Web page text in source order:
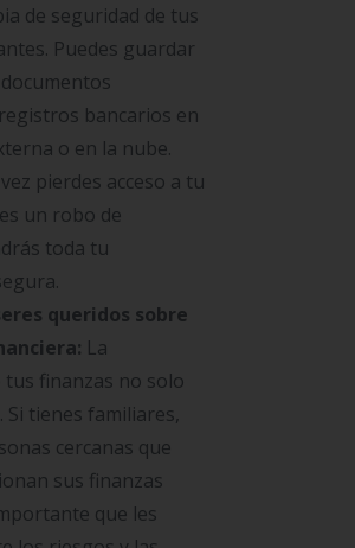
de seguridad de tus
Puedes guardar
bancarios en
o en la nube.
pierdes acceso a tu
un robo de
toda tu
queridos sobre
La
tus finanzas no solo
Si tienes familiares,
cercanas que
sus finanzas
que les